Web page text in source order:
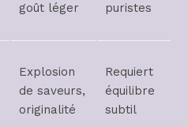
goût léger
puristes
Explosion
de saveurs,
originalité
Requiert
équilibre
subtil